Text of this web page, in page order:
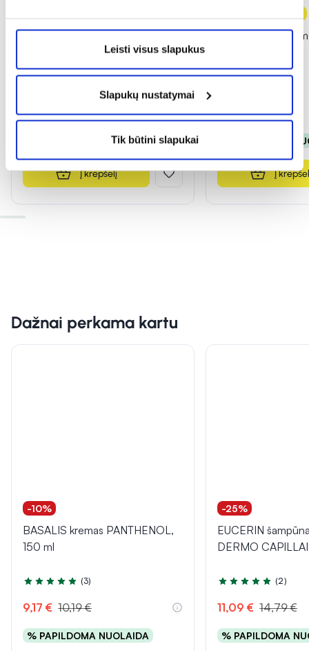
Leisti visus slapukus
Slapukų nustatymai
Tik būtini slapukai
DELIA veido kremas DERMO
Įvertinimas 5.0 iš 5
2,85 € 5,71 €
% PAPILDOMA NUOLAIDA
Į krepšelį
DELIA lūpų
1,49 € 2,99 €
% PAPILDOMA
Į
Dažnai perkama kartu
-10%
BASALIS kremas PANTHENOL,
150 ml
Įvertinimas 5.0 iš 5
(3)
9,17 € 10,19 €
% PAPILDOMA NUOLAIDA
-25%
EUCERIN
DERMO
Įvertinimas 5.0 iš 5
(2)
11,09 € 14,79 €
% PAPILDOMA